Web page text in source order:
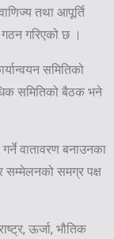
तथा आपूर्ति
गरिएको छ ।
समितिको
समितिको बैठक भने
वातावरण बनाउनका
सम्मेलनको समग्र पक्ष
ऊर्जा, भौतिक